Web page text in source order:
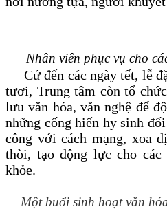
Nhân viên phục vụ cho
Cứ đến các ngày tết, lễ
tươi, Trung tâm còn tổ
lưu văn hóa, văn nghệ để
những cống hiến hy sinh
công với cách mạng, xoa
thòi, tạo động lực cho
khỏe.
Một buổi sinh hoạt văn